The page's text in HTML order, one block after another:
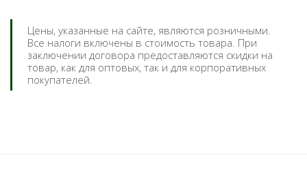
Цены, указанные на сайте, являются розничными.
Все налоги включены в стоимость товара. При
заключении договора предоставляются скидки на
товар, как для оптовых, так и для корпоративных
покупателей.